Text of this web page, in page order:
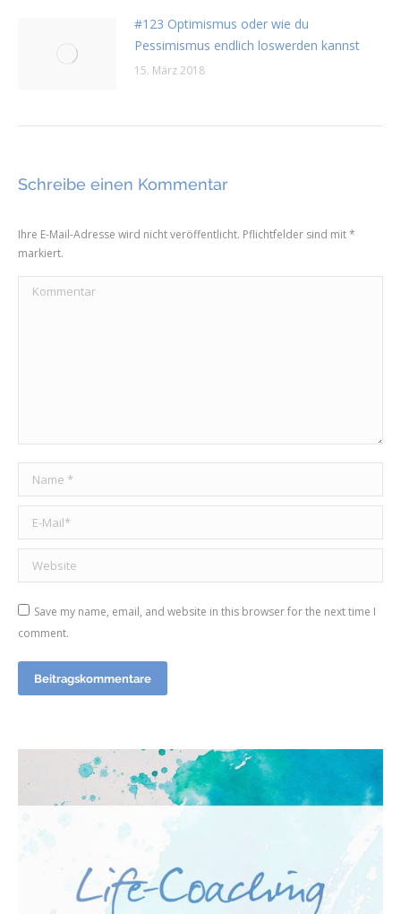
#123 Optimismus oder wie du
Pessimismus endlich loswerden kannst
15. März 2018
Schreibe einen Kommentar
Ihre E-Mail-Adresse wird nicht veröffentlicht. Pflichtfelder sind mit*
markiert.
Kommentar
Name *
E-Mail *
Website
Save my name, email, and website in this browser for the next time I
comment.
Beitragskommentare